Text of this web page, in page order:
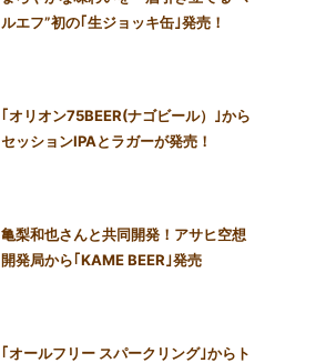
ルエフ”初の｢生ジョッキ缶｣発売！
｢オリオン75BEER(ナゴビール）｣から
セッションIPAとラガーが発売！
亀梨和也さんと共同開発！アサヒ空想
開発局から｢KAME BEER｣発売
｢オールフリー スパークリング｣からト